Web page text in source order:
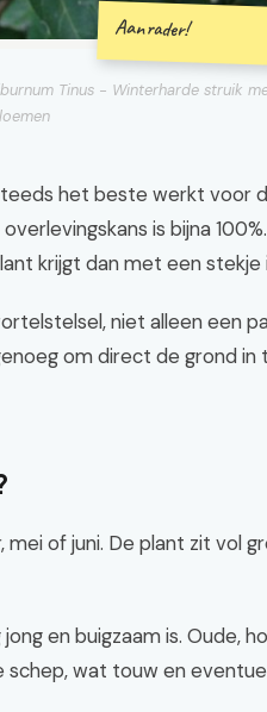
Aanrader!
Tinus - Winterharde struik
het beste werkt voor
is bijna
krijgt dan met een stekje
niet alleen een
om direct de grond in
of juni. De plant zit vol
en buigzaam is. Oude,
wat touw en